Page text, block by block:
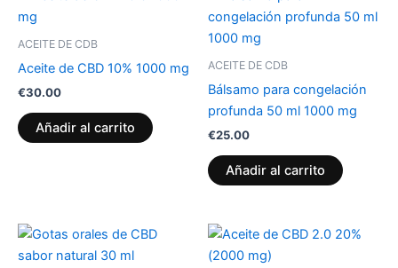
ACEITE DE CDB
Aceite de CBD 10% 1000 mg
€30.00
Añadir al carrito
ACEITE DE CDB
Bálsamo para congelación
profunda 50 ml 1000 mg
€25.00
Añadir al carrito